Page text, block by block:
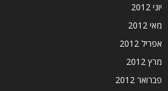
יוני 2012
מאי 2012
אפריל 2012
מרץ 2012
פברואר 2012